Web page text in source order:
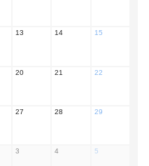
13 14 15
20 21 22
27 28 29
3 4 5